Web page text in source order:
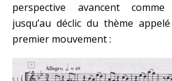
perspective avancent
jusqu’au déclic du thème
premier mouvement :